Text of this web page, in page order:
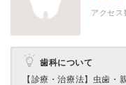
アクセ
歯科について
【診療・治療法】 虫歯・